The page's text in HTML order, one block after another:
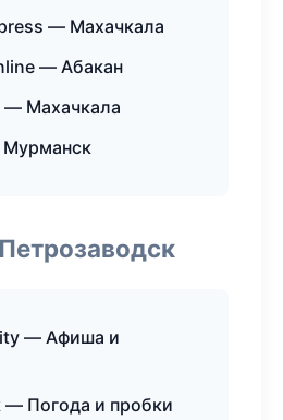
— Махачкала
— Абакан
— Махачкала
— Афиша и
— Погода и пробки